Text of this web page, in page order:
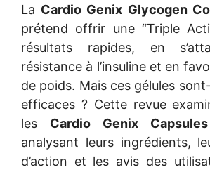
La Cardio Genix Glycogen
prétend offrir une “Triple
résultats rapides, en
résistance à l’insuline et en
de poids. Mais ces gélules
efficaces ? Cette revue
les Cardio Genix
analysant leurs ingrédients,
d’action et les avis des